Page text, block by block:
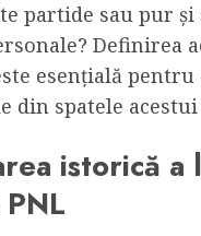
partide sau pur
Definirea
esențială pentru
din spatele acestui
istorică a